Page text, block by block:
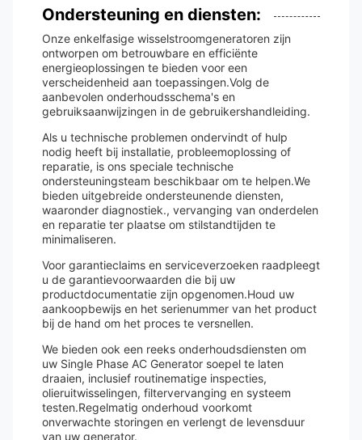
Ondersteuning en diensten:
Onze enkelfasige wisselstroomgeneratoren zijn
ontworpen om betrouwbare en efficiënte
energieoplossingen te bieden voor een
verscheidenheid aan toepassingen.Volg de
aanbevolen onderhoudsschema's en
gebruiksaanwijzingen in de gebruikershandleiding.
Als u technische problemen ondervindt of hulp
nodig heeft bij installatie, probleemoplossing of
reparatie, is ons speciale technische
ondersteuningsteam beschikbaar om te helpen.We
bieden uitgebreide ondersteunende diensten,
waaronder diagnostiek., vervanging van onderdelen
en reparatie ter plaatse om stilstandtijden te
minimaliseren.
Voor garantieclaims en serviceverzoeken raadpleegt
u de garantievoorwaarden die bij uw
productdocumentatie zijn opgenomen.Houd uw
aankoopbewijs en het serienummer van het product
bij de hand om het proces te versnellen.
We bieden ook een reeks onderhoudsdiensten om
uw Single Phase AC Generator soepel te laten
draaien, inclusief routinematige inspecties,
olieruitwisselingen, filtervervanging en systeem
testen.Regelmatig onderhoud voorkomt
onverwachte storingen en verlengt de levensduur
van uw generator.